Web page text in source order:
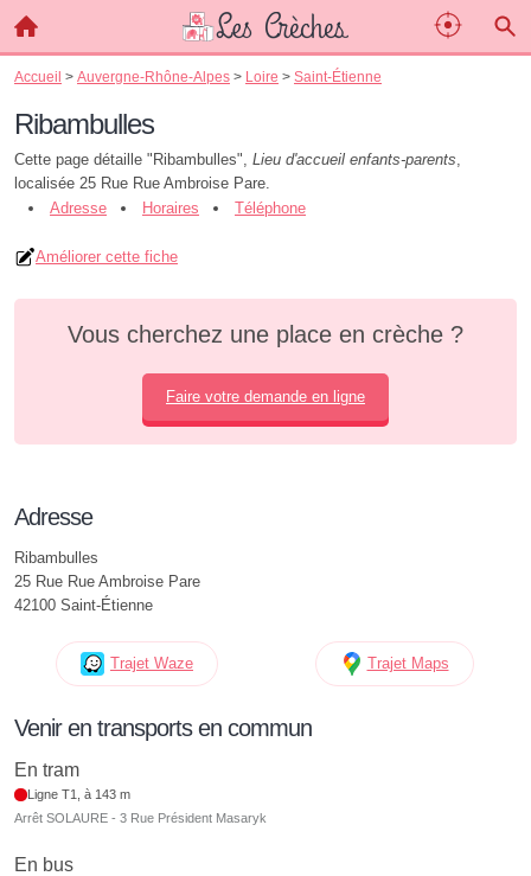
Accueil > Auvergne-Rhône-Alpes > Loire > Saint-Étienne
Ribambulles
Cette page détaille "Ribambulles", Lieu d'accueil enfants-parents,
localisée 25 Rue Rue Ambroise Pare.
Adresse
Horaires Téléphone
Améliorer cette fiche
Vous cherchez une place en crèche ?
Faire votre demande en ligne
Adresse
Ribambulles
25 Rue Rue Ambroise Pare
42100 Saint-Étienne
Trajet Waze Trajet Maps
Venir en transports en commun
En tram
Ligne T1, à 143 m
Arrêt SOLAURE - 3 Rue Président Masaryk
En bus